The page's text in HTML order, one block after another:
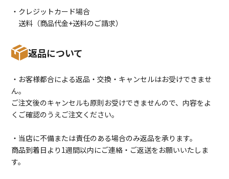
・クレジットカード場合
送料（商品代金+送料のご請求）
返品について
・お客様都合による返品・交換・キャンセルはお受けできませ
ん。
ご注文後のキャンセルも原則お受けできませんので、内容をよ
くご確認のうえご注文ください。
・当店に不備または責任のある場合のみ返品を承ります。
商品到着日より1週間以内にご連絡・ご返送をお願いいたしま
す。